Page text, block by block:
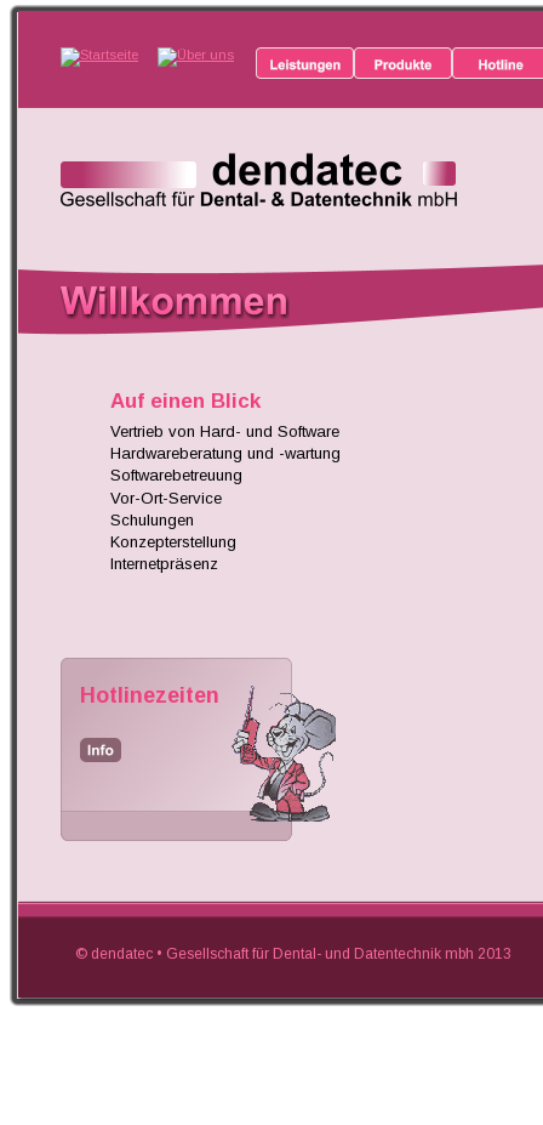
© dendatec • Gesellschaft für
Auf einen Blick
Vertrieb von Hard- und Software
Hardwareberatung und -wartung
Softwarebetreuung
Vor-Ort-Service
Schulungen
Konzepterstellung
Internetpräsenz
Hotlinezeiten